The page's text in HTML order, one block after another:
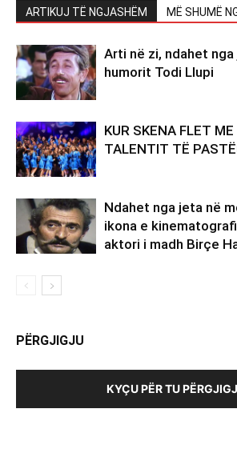
ARTIKUJ TË NGJASHËM MË SHUMË
Arti në zi, ndahet
humorit Todi Llupi
KUR SKENA FLET
TALENTIT TË
Ndahet nga jeta në
ikona e
aktori i madh Birçe
PËRGJIGJU
KYÇU PËR TU